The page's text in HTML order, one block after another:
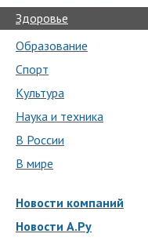
Здоровье
Образование
Спорт
Культура
Наука и техника
В России
В мире
Новости компаний
Новости А.Ру